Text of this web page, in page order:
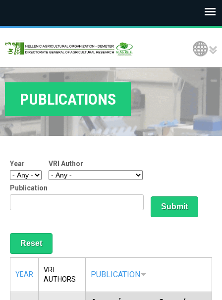
E
G
D
E
E
T
E
R
Language Selection
PUBLICATIONS
Year VRI Author
Publication
YEAR
VRI
AUTHORS
PUBLICATION